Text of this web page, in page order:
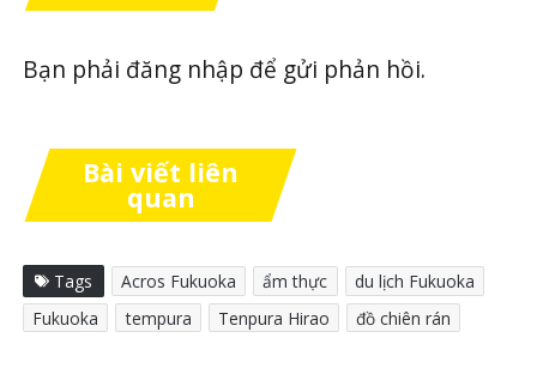
Bạn phải đăng nhập để gửi phản hồi.
Bài viết liên
quan
Tags Acros Fukuoka ẩm thực
du lịch Fukuoka
Fukuoka
tempura Tenpura Hirao đồ chiên rán